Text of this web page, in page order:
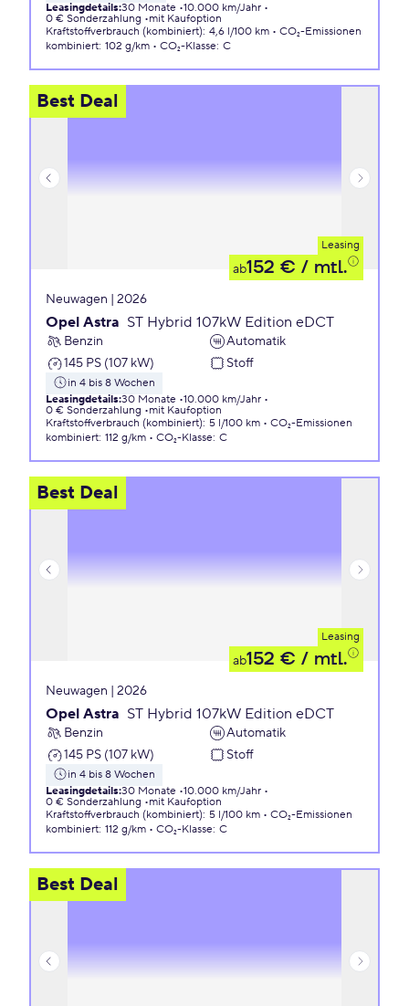
Leasingdetails:30 Monate 10.000 km/Jahr
0 € Sonderzahlung
mit Kaufoption
Kraftstoffverbrauch (kombiniert): 4,6 l/100 km
CO₂-Emissionen
kombiniert: 102 g/km CO₂-Klasse: C
Best Deal
Leasing
ab152 € / mtl.
Neuwagen | 2026
Opel Astra ST Hybrid 107kW Edition eDCT
Benzin
Automatik
145 PS (107 kW)
Stoff
in 4 bis 8 Wochen
Leasingdetails:30 Monate 10.000 km/Jahr
0 € Sonderzahlung
mit Kaufoption
Kraftstoffverbrauch (kombiniert): 5 l/100 km
CO₂-Emissionen
kombiniert: 112 g/km CO₂-Klasse: C
Best Deal
Leasing
ab152 € / mtl.
Neuwagen | 2026
Opel Astra ST Hybrid 107kW Edition eDCT
Benzin
Automatik
145 PS (107 kW)
Stoff
in 4 bis 8 Wochen
Leasingdetails:30 Monate 10.000 km/Jahr
0 € Sonderzahlung
mit Kaufoption
Kraftstoffverbrauch (kombiniert): 5 l/100 km
CO₂-Emissionen
kombiniert: 112 g/km CO₂-Klasse: C
Best Deal